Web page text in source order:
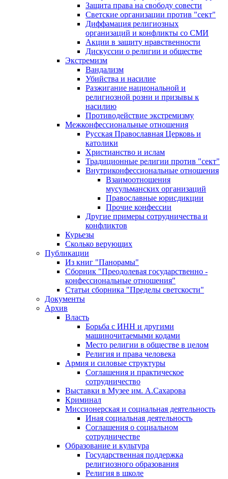
Защита права на свободу совести
Светские организации против "сект"
Диффамация религиозных
организаций и конфликты со СМИ
Акции в защиту нравственности
Дискуссии о религии и обществе
Экстремизм
Вандализм
Убийства и насилие
Разжигание национальной и
религиозной розни и призывы к
насилию
Противодействие экстремизму
Межконфессиональные отношения
Русская Православная Церковь и
католики
Христианство и ислам
Традиционные религии против "сект"
Внутриконфессиональные отношения
Взаимоотношения
мусульманских организаций
Православные юрисдикции
Прочие конфессии
Другие примеры сотрудничества и
конфликтов
Курьезы
Сколько верующих
Публикации
Из книг "Панорамы"
Сборник "Преодолевая государственно -
конфессиональные отношения"
Статьи сборника "Пределы светскости"
Документы
Архив
Власть
Борьба с ИНН и другими
машиночитаемыми кодами
Место религии в обществе в целом
Религия и права человека
Армия и силовые структуры
Соглашения и практическое
сотрудничество
Выставки в Музее им. А.Сахарова
Криминал
Миссионерская и социальная деятельность
Иная социальная деятельность
Соглашения о социальном
сотрудничестве
Образование и культура
Государственная поддержка
религиозного образования
Религия в школе